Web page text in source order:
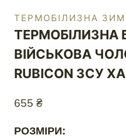
ТЕРМОБІЛИЗНА
ТЕРМОБІЛИЗНА
ВІЙСЬКОВА
RUBICON ЗСУ
655 ₴
РОЗМІРИ: